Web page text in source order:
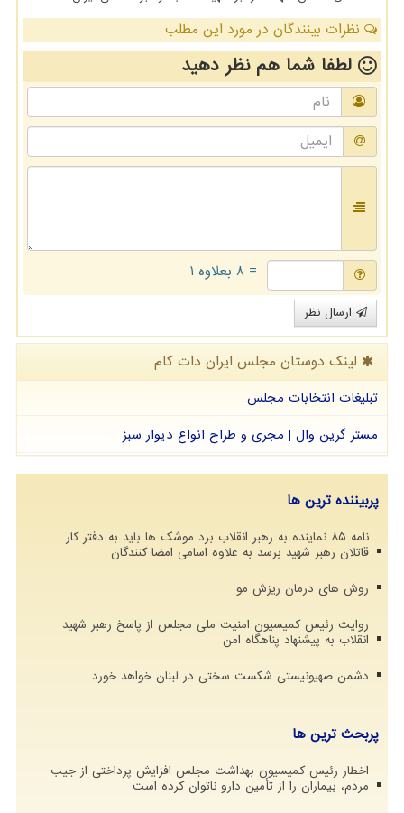
نظرات بینندگان در مورد این مطلب
لطفا شما همنظر دهید
= ۸ بعلاوه ۱
ارسال نظر
لینک دوستان مجلس ایران دات كام
تبلیغات انتخابات مجلس
مستر گرین وال | مجری و طراح انواع دیوار سبز
پربیننده ترین ها
نامه ۸۵ نماینده به رهبر انقلاب برد موشک ها باید به دفتر کار
قاتلان رهبر شهید برسد به علاوه اسامی امضا کنندگان
روش های درمان ریزش مو
روایت رئیس کمیسیون امنیت ملی مجلس از پاسخ رهبر شهید
انقلاب به پیشنهاد پناهگاه امن
دشمن صهیونیستی شکست سختی در لبنان خواهد خورد
پربحث ترین ها
اخطار رئیس کمیسیون بهداشت مجلس افزایش پرداختی از جیب
مردم، بیماران را از تأمین دارو ناتوان کرده است